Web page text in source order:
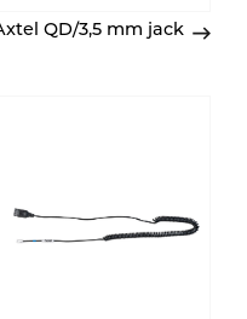
QD/3,5 mm jack